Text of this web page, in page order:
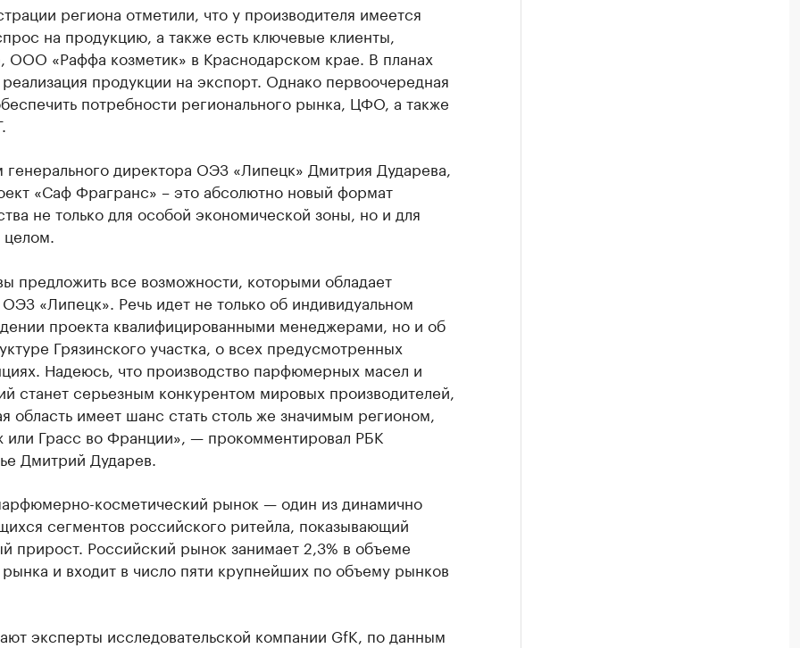
региона отметили, что у производителя имеется
на продукцию, а также есть ключевые клиенты,
ООО «Раффа козметик» в Краснодарском крае. В планах
продукции на экспорт. Однако первоочередная
потребности регионального рынка, ЦФО, а также
генерального директора ОЭЗ «Липецк» Дмитрия Дударева,
«Саф Фрагранс» – это абсолютно новый формат
не только для особой экономической зоны, но и для
предложить все возможности, которыми обладает
«Липецк». Речь идет не только об индивидуальном
проекта квалифицированными менеджерами, но и об
Грязинского участка, о всех предусмотренных
Надеюсь, что производство парфюмерных масел и
станет серьезным конкурентом мировых производителей,
область имеет шанс стать столь же значимым регионом,
или Грасс во Франции», — прокомментировал РБК
Дмитрий Дударев.
косметический рынок — один из динамично
сегментов российского ритейла, показывающий
прирост. Российский рынок занимает 2,3% в объеме
и входит в число пяти крупнейших по объему рынков
эксперты исследовательской компании GfK, по данным